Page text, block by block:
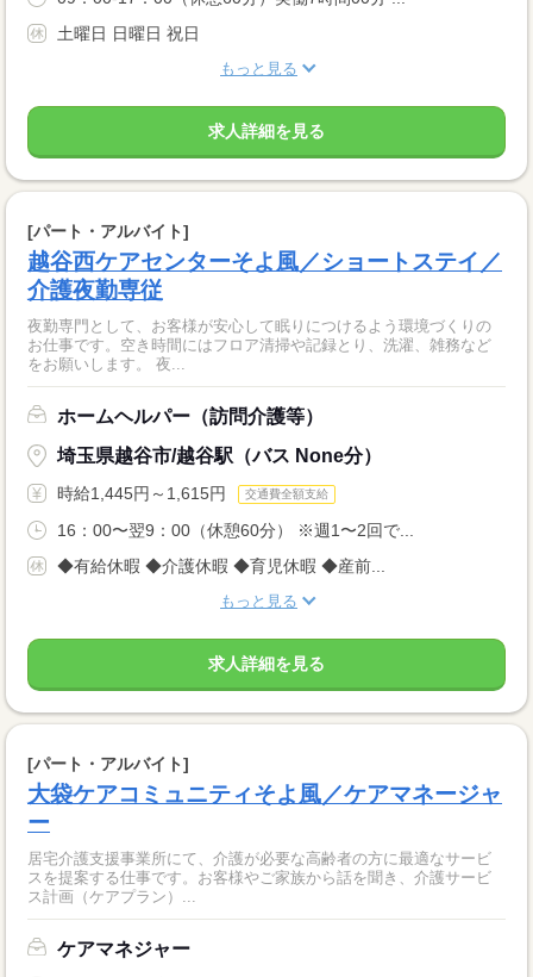
土曜日 日曜日 祝日
もっと見る
求人詳細を見る
[パート・アルバイト]
越谷西ケアセンターそよ風／ショートステイ／
介護夜勤専従
夜勤専門として、お客様が安心して眠りにつけるよう環境づくりの
お仕事です。空き時間にはフロア清掃や記録とり、洗濯、雑務など
をお願いします。 夜...
ホームヘルパー（訪問介護等）
埼玉県越谷市/越谷駅（バス None分）
時給1,445円～1,615円 交通費全額支給
16：00〜翌9：00（休憩60分） ※週1〜2回で...
◆有給休暇 ◆介護休暇 ◆育児休暇 ◆産前...
もっと見る
求人詳細を見る
[パート・アルバイト]
大袋ケアコミュニティそよ風／ケアマネージャ
ー
居宅介護支援事業所にて、介護が必要な高齢者の方に最適なサービ
スを提案する仕事です。お客様やご家族から話を聞き、介護サービ
ス計画（ケアプラン）...
ケアマネジャー